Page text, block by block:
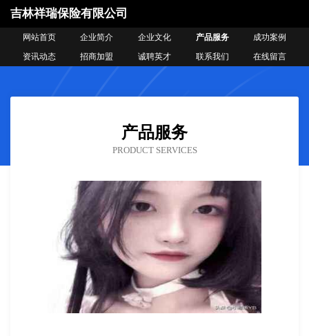
吉林祥瑞保险有限公司
网站首页 企业简介 企业文化 产品服务
成功案例
资讯动态
招商加盟 诚聘英才 联系我们 在线留言
产品服务
PRODUCT SERVICES